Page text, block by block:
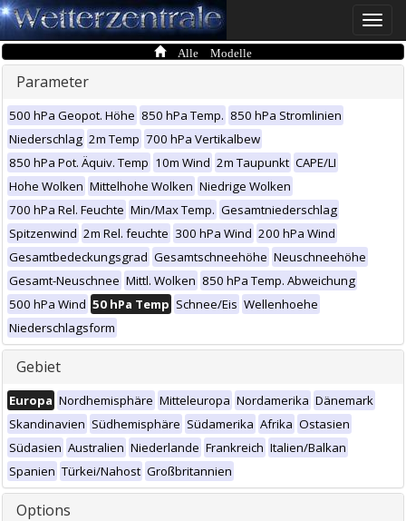
Toggle
Alle Modelle
Parameter
500 hPa Geopot. Höhe 850 hPa Temp. 850 hPa Stromlinien
Niederschlag 2m Temp 700 hPa Vertikalbew
850 hPa Pot. Äquiv. Temp 10m Wind 2m Taupunkt CAPE/LI
Hohe Wolken Mittelhohe Wolken Niedrige Wolken
700 hPa Rel. Feuchte Min/Max Temp. Gesamtniederschlag
Spitzenwind 2m Rel. feuchte 300 hPa Wind 200 hPa Wind
Gesamtbedeckungsgrad Gesamtschneehöhe Neuschneehöhe
Gesamt-Neuschnee Mittl. Wolken 850 hPa Temp. Abweichung
500 hPa Wind 50 hPa Temp Schnee/Eis Wellenhoehe
Niederschlagsform
Gebiet
Europa Nordhemisphäre Mitteleuropa Nordamerika Dänemark
Skandinavien Südhemisphäre Südamerika Afrika Ostasien
Südasien Australien Niederlande Frankreich Italien/Balkan
Spanien Türkei/Nahost Großbritannien
Options